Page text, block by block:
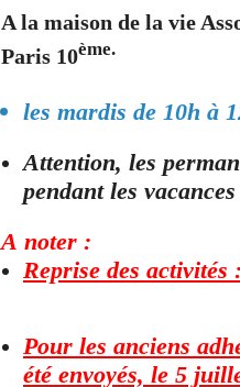
A la maison de la vie
Paris 10ème.
les mardis de 10h à
Attention, les
pendant les
A noter :
Reprise des activités
Pour les anciens
été envoyés, le 5